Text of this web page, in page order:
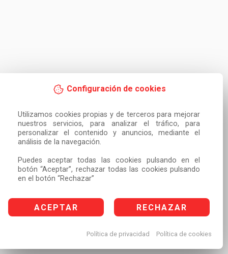
Configuración de cookies
Utilizamos cookies propias y de terceros para mejorar
nuestros servicios, para analizar el tráfico, para
personalizar el contenido y anuncios, mediante el
análisis de la navegación.
Puedes aceptar todas las cookies pulsando en el
botón “Aceptar”, rechazar todas las cookies pulsando
en el botón “Rechazar”
ACEPTAR RECHAZAR
Política de privacidad Política de cookies